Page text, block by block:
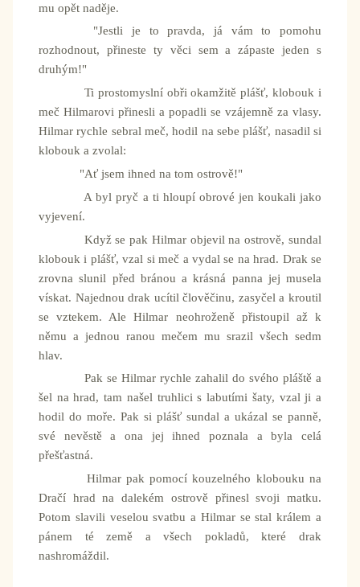
mu opět naděje.
"Jestli je to pravda, já vám to pomohu
rozhodnout, přineste ty věci sem a zápaste jeden s
druhým!"
Ti prostomyslní obři okamžitě plášť, klobouk i
meč Hilmarovi přinesli a popadli se vzájemně za vlasy.
Hilmar rychle sebral meč, hodil na sebe plášť, nasadil si
klobouk a zvolal:
"Ať jsem ihned na tom ostrově!"
A byl pryč a ti hloupí obrové jen koukali jako
vyjevení.
Když se pak Hilmar objevil na ostrově, sundal
klobouk i plášť, vzal si meč a vydal se na hrad. Drak se
zrovna slunil před bránou a krásná panna jej musela
vískat. Najednou drak ucítil člověčinu, zasyčel a kroutil
se vztekem. Ale Hilmar neohroženě přistoupil až k
němu a jednou ranou mečem mu srazil všech sedm
hlav.
Pak se Hilmar rychle zahalil do svého pláště a
šel na hrad, tam našel truhlici s labutími šaty, vzal ji a
hodil do moře. Pak si plášť sundal a ukázal se panně,
své nevěstě a ona jej ihned poznala a byla celá
přešťastná.
Hilmar pak pomocí kouzelného klobouku na
Dračí hrad na dalekém ostrově přinesl svoji matku.
Potom slavili veselou svatbu a Hilmar se stal králem a
pánem té země a všech pokladů, které drak
nashromáždil.